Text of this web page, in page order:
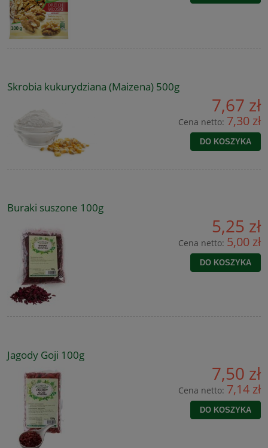
Skrobia kukurydziana (Maizena) 500g
7,67 zł
Cena netto: 7,30 zł
DO KOSZYKA
Buraki suszone 100g
5,25 zł
Cena netto: 5,00 zł
DO KOSZYKA
Jagody Goji 100g
7,50 zł
Cena netto: 7,14 zł
DO KOSZYKA